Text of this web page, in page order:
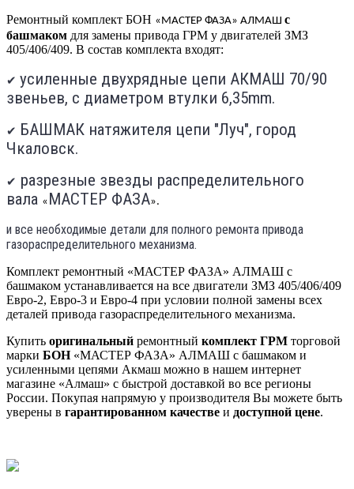
Ремонтный комплект БОН «МАСТЕР ФАЗА» АЛМАШ с
башмаком для замены привода ГРМ у двигателей ЗМЗ
405/406/409. В состав комплекта входят:
✔ усиленные двухрядные цепи АКМАШ 70/90
звеньев, с диаметром втулки 6,35mm.
✔ БАШМАК натяжителя цепи "Луч", город
Чкаловск.
✔ разрезные звезды распределительного
вала « МАСТЕР ФАЗА».
и все необходимые детали для полного ремонта привода
газораспределительного механизма.
Комплект ремонтный «МАСТЕР ФАЗА» АЛМАШ с
башмаком устанавливается на все двигатели ЗМЗ 405/406/409
Евро-2, Евро-3 и Евро-4 при условии полной замены всех
деталей привода газораспределительного механизма.
Купить оригинальный ремонтный комплект ГРМ торговой
марки БОН«МАСТЕР ФАЗА» АЛМАШ с башмаком и
усиленными цепями Акмаш можно в нашем интернет
магазине «Алмаш» с быстрой доставкой во все регионы
России. Покупая напрямую у производителя Вы можете быть
уверены в гарантированном качестве и доступной цене.